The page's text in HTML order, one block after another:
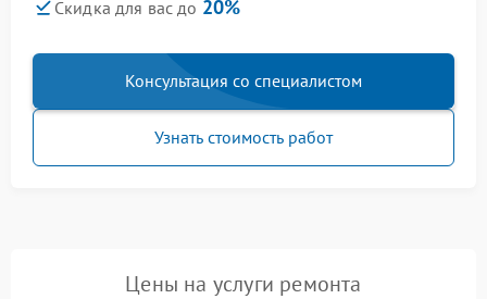
Скидка для вас до 20%
Консультация со специалистом
Узнать стоимость работ
Цены на услуги ремонта